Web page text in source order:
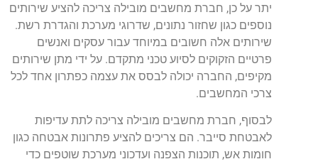
יתר על כן, חברת מחשבים מובילה צריכה להציע שירותים
נוספים כגון שחזור נתונים, שדרוגי מערכת והגדרת רשת.
שירותים אלה חשובים במיוחד עבור עסקים ואנשים
פרטיים הזקוקים לסיוע טכני מתקדם. על ידי מתן שירותים
מקיפים, החברה יכולה לבסס את עצמה כפתרון אחד לכל
צרכי המחשבים.
לבסוף, חברת מחשבים מובילה צריכה לתת עדיפות
לאבטחת סייבר. הם צריכים להציע פתרונות אבטחה כגון
חומות אש, תוכנות הצפנה ועדכוני מערכת שוטפים כדי